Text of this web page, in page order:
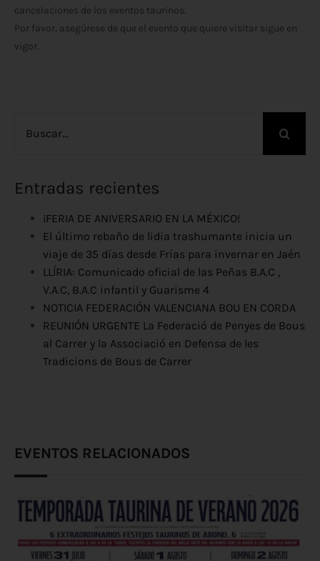
cancelaciones de los eventos taurinos.
Por favor, asegúrese de que el evento que quiere visitar sigue en
vigor.
Entradas recientes
¡FERIA DE ANIVERSARIO EN LA MÉXICO!
El último rebaño de lidia trashumante inicia un
viaje de 35 días desde Frías para invernar en Jaén
LLÍRIA: Comunicado oficial de las Peñas B.A.C ,
V.A.C, B.A.C infantil y Guarisme 4
NOTICIA FEDERACIÓN VALENCIANA BOU EN CORDA
REUNIÓN URGENTE La Federació de Penyes de Bous
al Carrer y la Associació en Defensa de les
Tradicions de Bous de Carrer
EVENTOS RELACIONADOS